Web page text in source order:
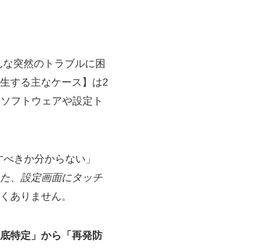
突然のトラブルに困
する主なケース】は2
フトウェアや設定ト
きか分からない」
、 設定画面にタッチ
ありません。
特定」から「再発防